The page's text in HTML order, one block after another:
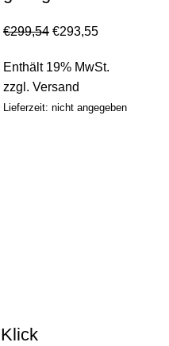
€299,54 €293,55
Enthält 19% MwSt.
zzgl. Versand
Lieferzeit: nicht angegeben